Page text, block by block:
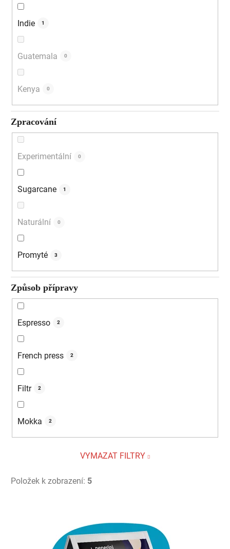
Indie 1
Guatemala 0
Kenya 0
Zpracování
Experimentální 0
Sugarcane 1
Naturální 0
Promyté 3
Způsob přípravy
Espresso 2
French press 2
Filtr 2
Mokka 2
VYMAZAT FILTRY
Položek k zobrazení: 5